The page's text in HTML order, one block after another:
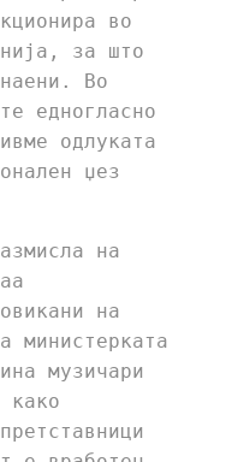
во
за што
Во
едногласно
одлуката
џез
на
на
министерката
музичари
како